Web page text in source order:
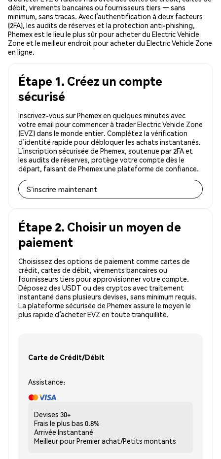
débit, virements bancaires ou fournisseurs tiers — sans
minimum, sans tracas. Avec l’authentification à deux facteurs
(2FA), les audits de réserves et la protection anti-phishing,
Phemex est le lieu le plus sûr pour acheter du Electric Vehicle
Zone et le meilleur endroit pour acheter du Electric Vehicle Zone
en ligne.
Étape 1. Créez un compte
sécurisé
Inscrivez-vous sur Phemex en quelques minutes avec
votre email pour commencer à trader Electric Vehicle Zone
(EVZ) dans le monde entier. Complétez la vérification
d’identité rapide pour débloquer les achats instantanés.
L’inscription sécurisée de Phemex, soutenue par 2FA et
les audits de réserves, protège votre compte dès le
départ, faisant de Phemex une plateforme de confiance.
S'inscrire maintenant
Étape 2. Choisir un moyen de
paiement
Choisissez des options de paiement comme cartes de
crédit, cartes de débit, virements bancaires ou
fournisseurs tiers pour approvisionner votre compte.
Déposez des USDT ou des cryptos avec traitement
instantané dans plusieurs devises, sans minimum requis.
La plateforme sécurisée de Phemex assure le moyen le
plus rapide d’acheter EVZ en toute tranquillité.
Carte de Crédit/Débit
Assistance:
Devises 30+
Frais le plus bas 0.8%
Arrivée Instantané
Meilleur pourPremier achat/Petits montants